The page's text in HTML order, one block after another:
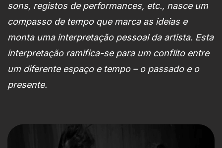
sons, registos de performances, etc., nasce um
compasso de tempo que marca as ideias e
monta uma interpretação pessoal da artista. Esta
interpretação ramifica-se para um conflito entre
um diferente espaço e tempo – o passado e o
presente.